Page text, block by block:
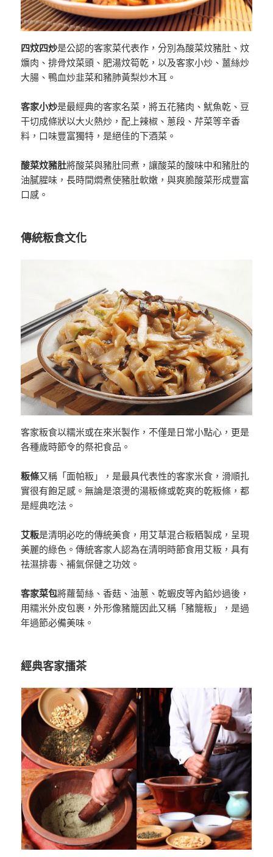
四炆四炒是公認的客家菜代表作，分別為酸菜炆豬肚、炆
爌肉、排骨炆菜頭、肥湯炆筍乾，以及客家小炒、薑絲炒
大腸、鴨血炒韭菜和豬肺黃梨炒木耳。
客家小炒是最經典的客家名菜，將五花豬肉、魷魚乾、豆
干切成條狀以大火熱炒，配上辣椒、蔥段、芹菜等辛香
料，口味豐富獨特，是絕佳的下酒菜。
酸菜炆豬肚將酸菜與豬肚同煮，讓酸菜的酸味中和豬肚的
油膩腥味，長時間燜煮使豬肚軟嫩，與爽脆酸菜形成豐富
口感。
傳統粄食文化
客家粄食以糯米或在來米製作，不僅是日常小點心，更是
各種歲時節令的祭祀食品。
粄條又稱「面帕粄」，是最具代表性的客家米食，滑順扎
實很有飽足感。無論是滾燙的湯粄條或乾爽的乾粄條，都
是經典吃法。
艾粄是清明必吃的傳統美食，用艾草混合粄粞製成，呈現
美麗的綠色。傳統客家人認為在清明時節食用艾粄，具有
祛濕排毒、補氣保健之功效。
客家菜包將蘿蔔絲、香菇、油蔥、乾蝦皮等內餡炒過後，
用糯米外皮包裹，外形像豬籠因此又稱「豬籠粄」，是過
年過節必備美味。
經典客家擂茶